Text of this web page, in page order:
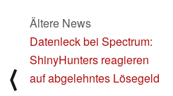
⟨
Ältere News
Datenleck bei Spectrum:
ShinyHunters reagieren
auf abgelehntes Lösegeld